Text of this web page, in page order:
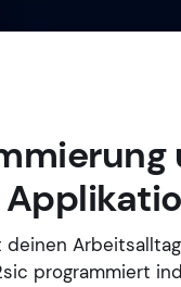
programmiert